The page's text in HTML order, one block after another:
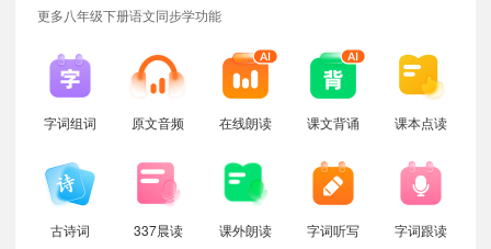
更多八年级下册语文同步学功能
字词组词 原文音频 在线朗读 课文背诵 课本点读
古诗词 337晨读 课外朗读 字词听写 字词跟读